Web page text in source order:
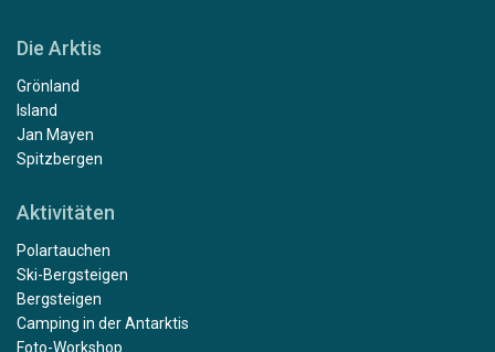
Die Arktis
Grönland
Island
Jan Mayen
Spitzbergen
Aktivitäten
Polartauchen
Ski-Bergsteigen
Bergsteigen
Camping in der Antarktis
Foto-Workshop